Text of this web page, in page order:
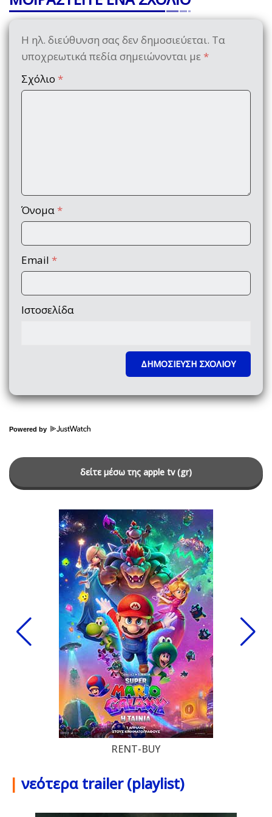
Η ηλ. διεύθυνση σας δεν δημοσιεύεται. Τα
υποχρεωτικά πεδία σημειώνονται με *
Σχόλιο *
Όνομα *
Email *
Ιστοσελίδα
Powered by
δείτε μέσω της apple tv (gr)
RENT-BUY
| νεότερα trailer (playlist)